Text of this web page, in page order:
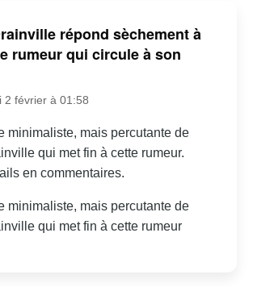
répond sèchement à
rumeur qui circule à son
2 février à 01:58
minimaliste, mais percutante de
qui met fin à cette rumeur.
en commentaires.
minimaliste, mais percutante de
qui met fin à cette rumeur